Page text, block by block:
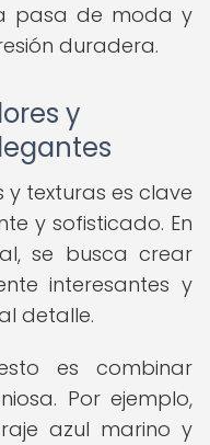
pasa de moda y
duradera.
y
texturas es clave
y sofisticado. En
se busca crear
interesantes y
detalle.
es combinar
Por ejemplo,
azul marino y